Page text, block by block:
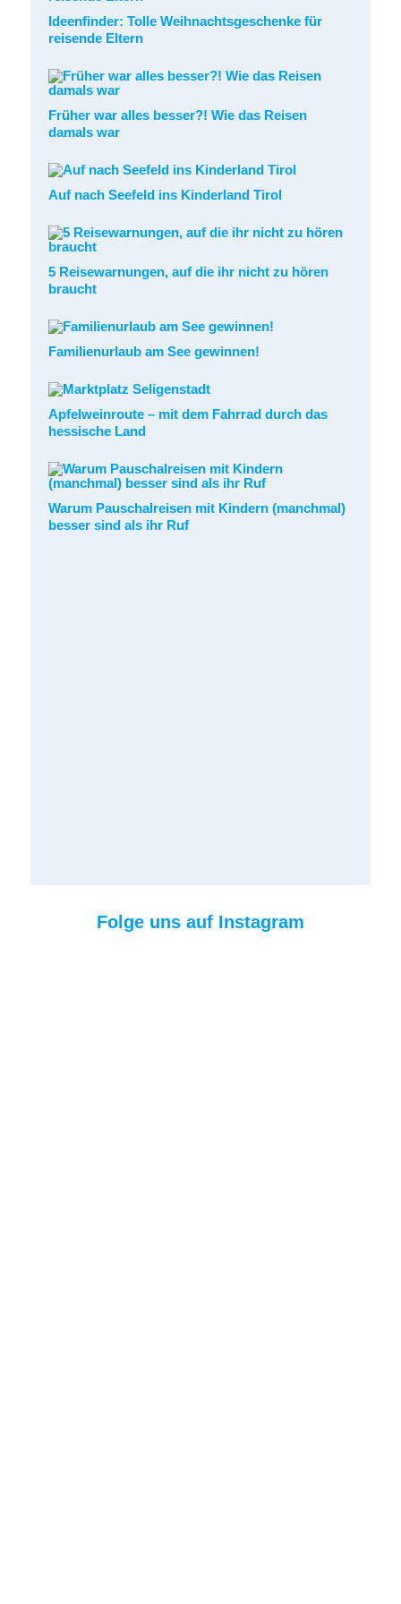
Ideenfinder: Tolle Weihnachtsgeschenke für
reisende Eltern
Früher war alles besser?! Wie das Reisen
damals war
Auf nach Seefeld ins Kinderland Tirol
5 Reisewarnungen, auf die ihr nicht zu hören
braucht
Familienurlaub am See gewinnen!
Apfelweinroute – mit dem Fahrrad durch das
hessische Land
Warum Pauschalreisen mit Kindern (manchmal)
besser sind als ihr Ruf
Folge uns auf Instagram